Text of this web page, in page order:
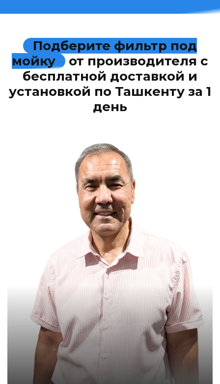
Подберите фильтр под
мойку
от производителя с
бесплатной доставкой и
установкой по Ташкенту за 1
день